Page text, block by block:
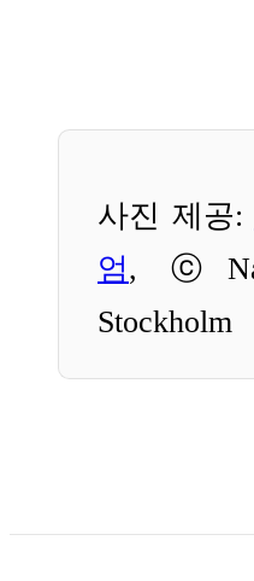
사진 제공:
엄,
Stockholm